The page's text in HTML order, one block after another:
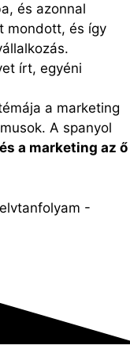
és azonnal
mondott, és így
írt, egyéni
a marketing
A spanyol
a marketing az ő